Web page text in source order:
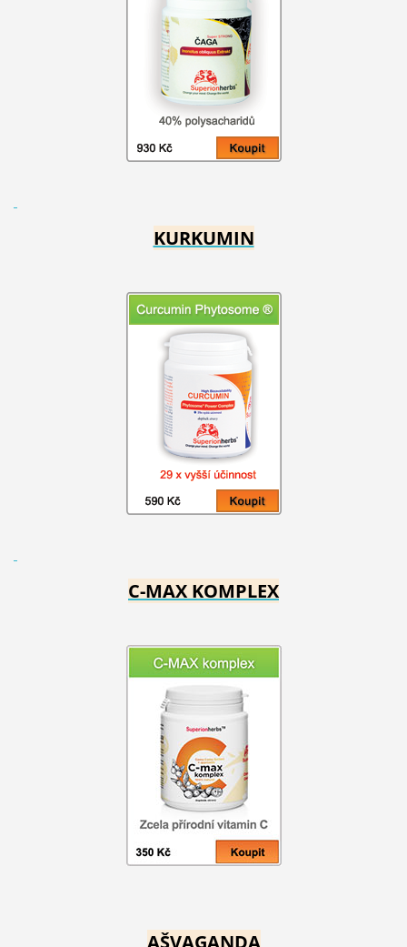
KURKUMIN
C-MAX KOMPLEX
AŠVAGANDA